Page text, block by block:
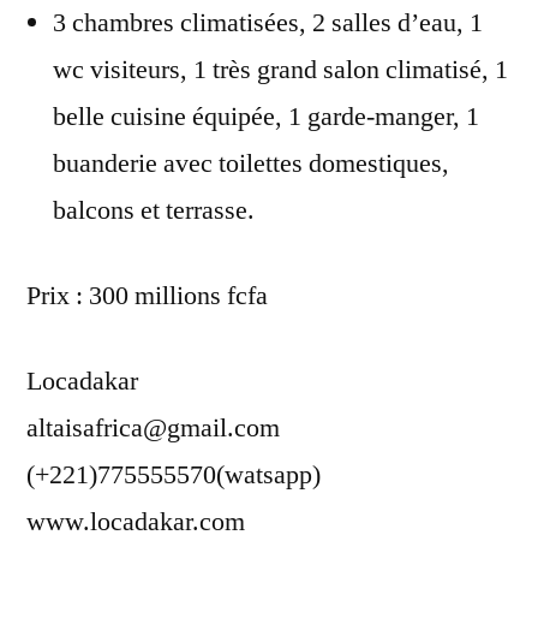
3 chambres climatisées, 2 salles d’eau, 1
wc visiteurs, 1 très grand salon climatisé, 1
belle cuisine équipée, 1 garde-manger, 1
buanderie avec toilettes domestiques,
balcons et terrasse.
Prix : 300 millions fcfa
Locadakar
altaisafrica@gmail.com
(+221)775555570(watsapp)
www.locadakar.com